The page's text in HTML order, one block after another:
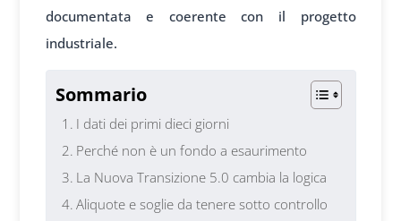
documentata e coerente con il progetto
industriale.
Sommario
I dati dei primi dieci giorni
Perché non è un fondo a esaurimento
La Nuova Transizione 5.0 cambia la logica
Aliquote e soglie da tenere sotto controllo